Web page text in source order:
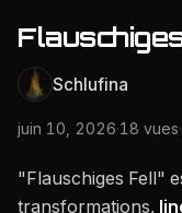
Schlufina
juin 10, 2026·18 vues·
"Flauschiges Fell"
transformations,